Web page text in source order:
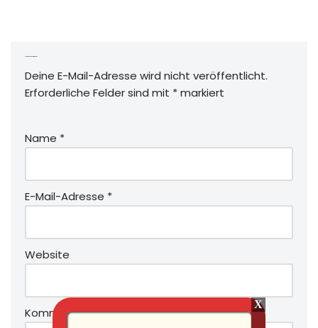
Deine E-Mail-Adresse wird nicht veröffentlicht.
Erforderliche Felder sind mit *markiert
Name *
E-Mail-Adresse *
Website
Kommentar*